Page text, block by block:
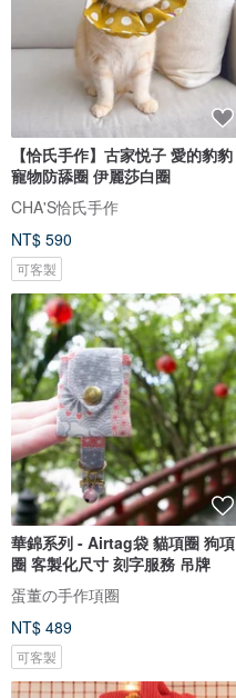
【恰氏手作】古家悦子 愛的豹豹
寵物防舔圈 伊麗莎白圈
CHA'S恰氏手作
NT$ 590
可客製
華錦系列 - Airtag袋 貓項圈 狗項
圈 客製化尺寸 刻字服務 吊牌
蛋董の手作項圈
NT$ 489
可客製